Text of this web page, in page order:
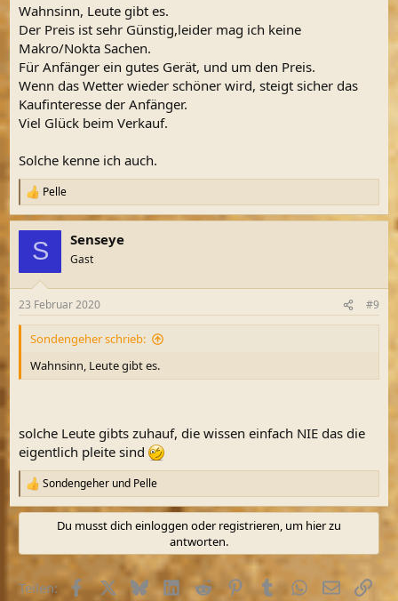
Wahnsinn, Leute gibt es.
Der Preis ist sehr Günstig,leider mag ich keine
Makro/Nokta Sachen.
Für Anfänger ein gutes Gerät, und um den Preis.
Wenn das Wetter wieder schöner wird, steigt sicher das
Kaufinteresse der Anfänger.
Viel Glück beim Verkauf.
Solche kenne ich auch.
R
e
a
e
n
Pelle
S Senseye
Gast
23 Februar 2020 #9
Sondengeher schrieb:
Wahnsinn, Leute gibt es.
solche Leute gibts zuhauf, die wissen einfach NIE das die
eigentlich pleite sind
R
e
a
i
n
Sondengeher und Pelle
Du musst dich einloggen oder registrieren, um hier zu
antworten.
Teilen: FacebookX (Twitter)
BlueskyLinkedIn
Reddit PinterestTumblrWhatsApp
E-MailLink